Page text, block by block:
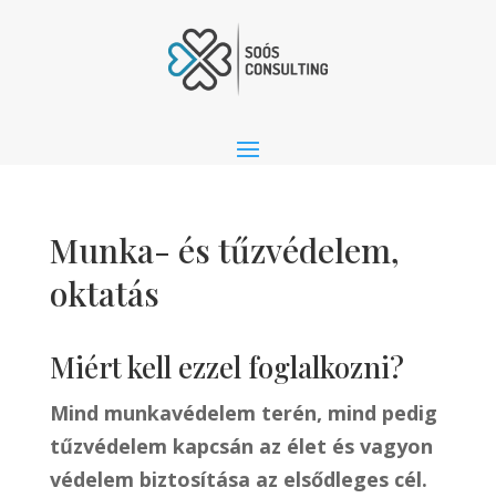
Munka- és tűzvédelem,
oktatás
Miért kell ezzel foglalkozni?
Mind munkavédelem terén, mind pedig
tűzvédelem kapcsán az élet és vagyon
védelem biztosítása az elsődleges cél.